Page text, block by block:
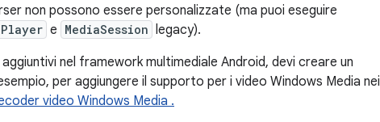
non possono essere personalizzate (ma puoi eseguire
e MediaSession legacy).
nel framework multimediale Android, devi creare un
per aggiungere il supporto per i video Windows Media nei
video Windows Media .